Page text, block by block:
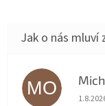
MO